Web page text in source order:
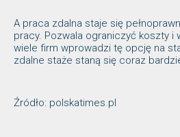
A praca zdalna staje się
pracy. Pozwala ograniczyć koszty i
wiele firm wprowadzi tę opcję na
zdalne staże staną się coraz
Źródło: polskatimes.pl